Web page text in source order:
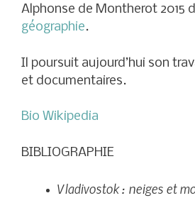
Alphonse de Montherot 2015
géographie.
Il poursuit aujourd’hui son
et documentaires.
Bio Wikipedia
BIBLIOGRAPHIE
Vladivostok : neiges et